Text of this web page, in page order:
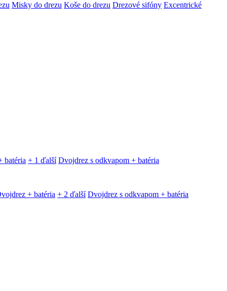
Misky do drezu Koše do drezu Drezové sifóny Excentrické
batéria + 1 ďalší Dvojdrez s odkvapom + batéria
+ batéria + 2 ďalší Dvojdrez s odkvapom + batéria